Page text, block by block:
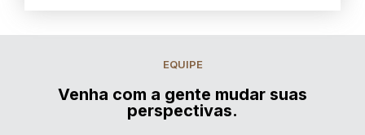
EQUIPE
Venha com a gente mudar suas
perspectivas.